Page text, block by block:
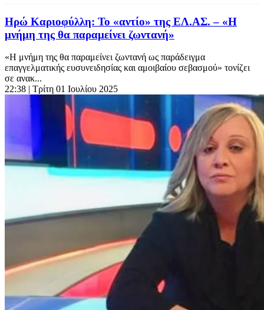
Ηρώ Καριοφύλλη: Το «αντίο» της ΕΛ.ΑΣ. – «Η
μνήμη της θα παραμείνει ζωντανή»
«Η μνήμη της θα παραμείνει ζωντανή ως παράδειγμα
επαγγελματικής ευσυνειδησίας και αμοιβαίου σεβασμού» τονίζει
σε ανακ...
22:38 | Τρίτη 01 Ιουλίου 2025